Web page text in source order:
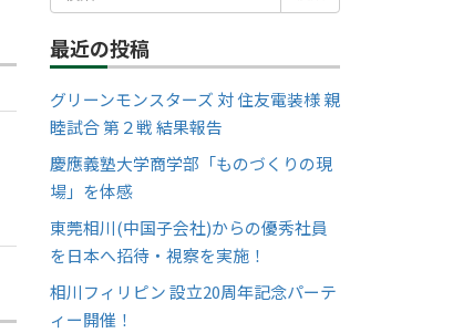
索:
最近の投稿
グリーンモンスターズ 対 住友電装様 親
睦試合 第２戦 結果報告
慶應義塾大学商学部「ものづくりの現
場」を体感
東莞相川(中国子会社)からの優秀社員
を日本へ招待・視察を実施！
相川フィリピン 設立20周年記念パーテ
ィー開催！